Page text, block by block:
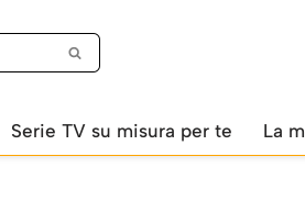
Serie TV su misura per te La